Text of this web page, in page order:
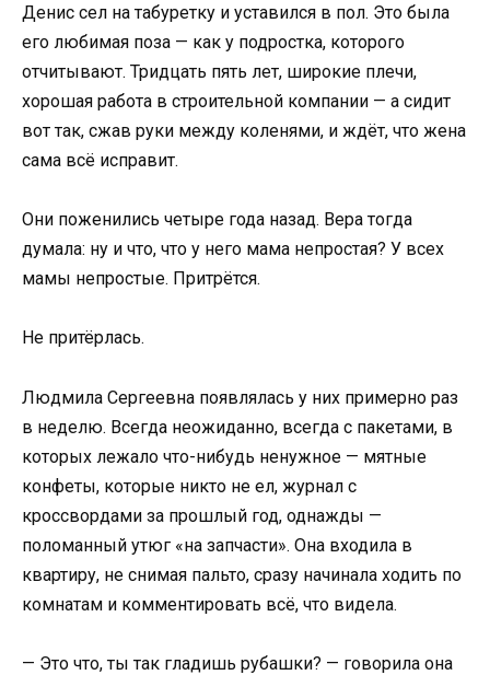
Денис сел на табуретку и уставился в пол. Это была
его любимая поза — как у подростка, которого
отчитывают. Тридцать пять лет, широкие плечи,
хорошая работа в строительной компании — а сидит
вот так, сжав руки между коленями, и ждёт, что жена
сама всё исправит.
Они поженились четыре года назад. Вера тогда
думала: ну и что, что у него мама непростая? У всех
мамы непростые. Притрётся.
Не притёрлась.
Людмила Сергеевна появлялась у них примерно раз
в неделю. Всегда неожиданно, всегда с пакетами, в
которых лежало что-нибудь ненужное — мятные
конфеты, которые никто не ел, журнал с
кроссвордами за прошлый год, однажды —
поломанный утюг «на запчасти». Она входила в
квартиру, не снимая пальто, сразу начинала ходить по
комнатам и комментировать всё, что видела.
— Это что, ты так гладишь рубашки? — говорила она